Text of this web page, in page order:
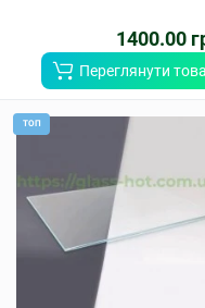
1400.00
Переглянути
ТОП